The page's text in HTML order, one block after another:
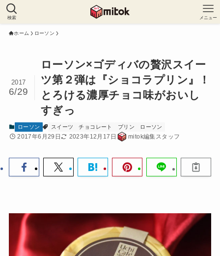
検索 メニュー
ホーム ローソン
ローソン×ゴディバの贅沢スイー
ツ第２弾は『ショコラプリン』！
とろける濃厚チョコ味がおいし
すぎっ
2017
6/29
ローソン スイーツ チョコレート プリン ローソン
2017年6月29日 2023年12月17日 mitok編集スタッフ